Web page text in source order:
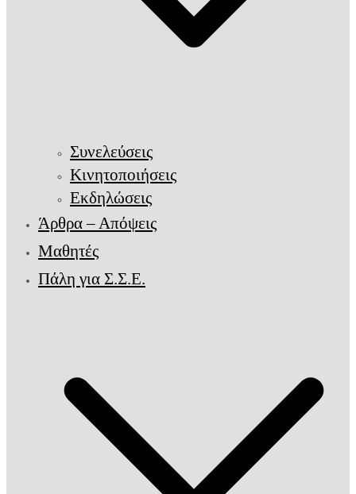
Συνελεύσεις
Κινητοποιήσεις
Εκδηλώσεις
Άρθρα – Απόψεις
Μαθητές
Πάλη για Σ.Σ.Ε.